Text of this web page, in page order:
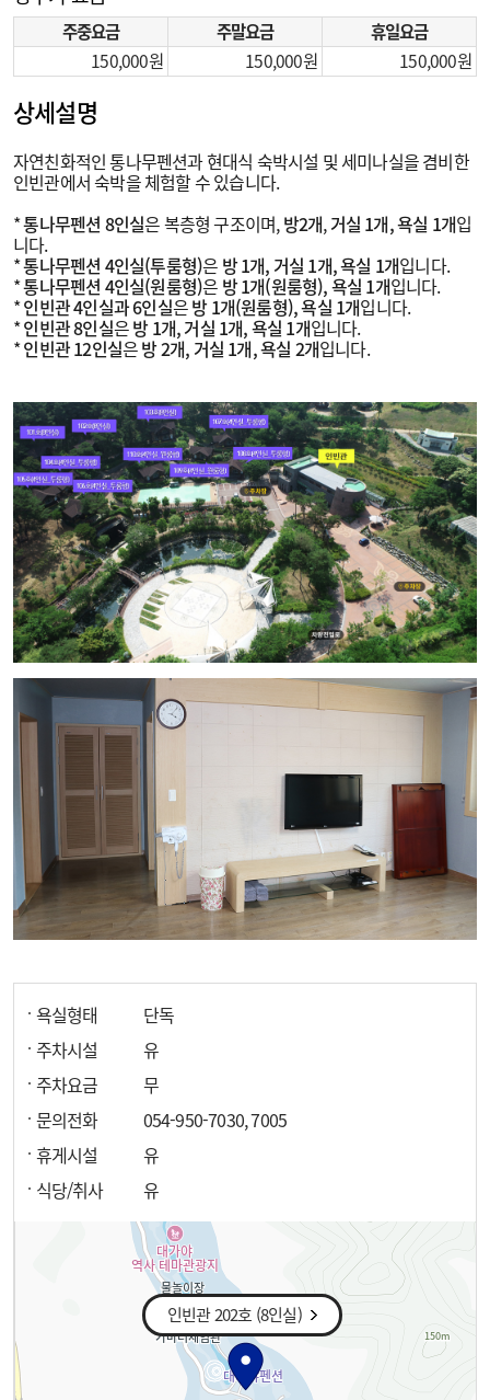
주중요금 주말요금
휴일요금
150,000
150,000 150,000
상세설명
자연친화적인 통나무펜션과 현대식 숙박시설 및 세미나실을 겸비한
인빈관에서 숙박을 체험할 수 있습니다.
*통나무펜션 8인실은 복층형 구조이며,방2개,거실 1개, 욕실 1개입
니다.
*통나무펜션 4인실(투룸형)은 방 1개, 거실 1개, 욕실 1개입니다.
*통나무펜션 4인실(원룸형)은 방 1개(원룸형), 욕실 1개입니다.
*인빈관 4인실과 6인실은방 1개(원룸형), 욕실 1개입니다.
*인빈관 8인실은방 1개, 거실 1개, 욕실 1개입니다.
*인빈관 12인실은방 2개, 거실 1개, 욕실 2개입니다.
욕실형태
단독
주차시설
유
주차요금
무
문의전화
054-950-7030, 7005
휴게시설
유
식당/취사
유
인빈관 202호 (8인실)